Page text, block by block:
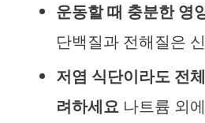
운동할 때 충분한 영
단백질과 전해질은
저염 식단이라도 전
려하세요 나트륨 외